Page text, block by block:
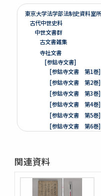
東京大学法学部法制史資料室
古代中世史料
中世文書群
古文書雑集
寺社文書
[参鈷寺文書]
[参鈷寺文書 第1巻]
[参鈷寺文書 第2巻]
[参鈷寺文書 第3巻]
[参鈷寺文書 第4巻]
[参鈷寺文書 第5巻]
[参鈷寺文書 第6巻]
[城東寺文書]
綸旨五通[城東寺文書
[城東寺文書 第2巻]
関連資料